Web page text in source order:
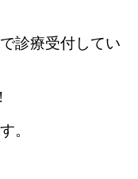
診療受付してい
。